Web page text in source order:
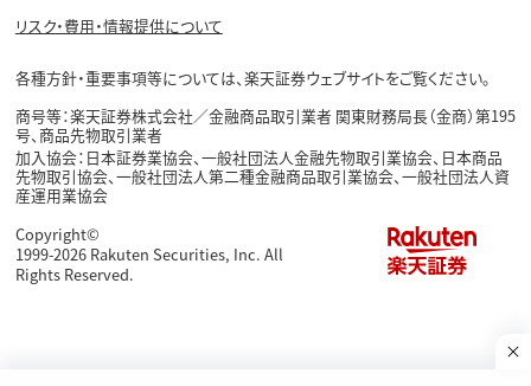
リスク・費用・情報提供について
各種方針・重要事項等については、楽天証券ウェブサイトをご覧ください。
商号等：楽天証券株式会社／金融商品取引業者 関東財務局長（金商）第195
号、商品先物取引業者
加入協会：日本証券業協会、一般社団法人金融先物取引業協会、日本商品
先物取引協会、一般社団法人第二種金融商品取引業協会、一般社団法人資
産運用業協会
Copyright©
1999-2026 Rakuten Securities, Inc. All
Rights Reserved.